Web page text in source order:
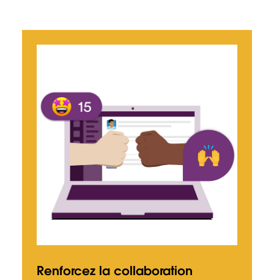
Renforcez la collaboration